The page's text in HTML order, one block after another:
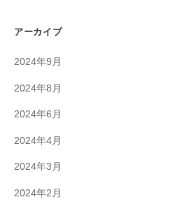
アーカイブ
2024年9月
2024年8月
2024年6月
2024年4月
2024年3月
2024年2月